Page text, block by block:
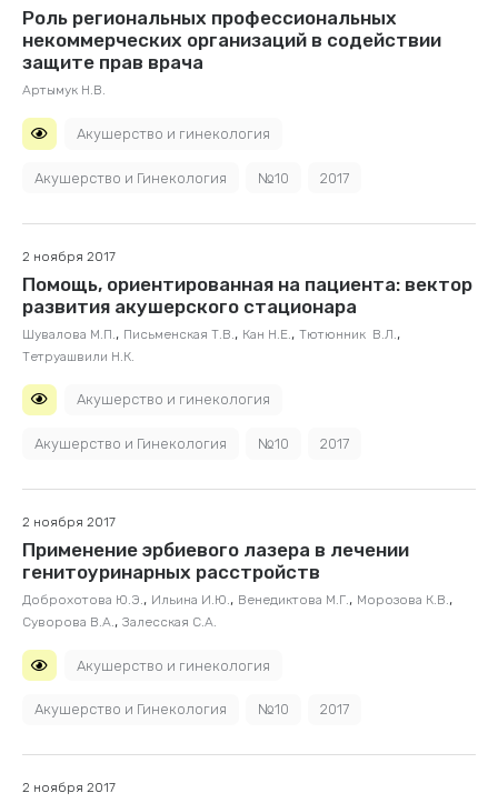
Роль региональных профессиональных
некоммерческих организаций в содействии
защите прав врача
Артымук Н.В.
Акушерство и гинекология
Акушерство и Гинекология №10 2017
2 ноября 2017
Помощь, ориентированная на пациента: вектор
развития акушерского стационара
Шувалова М.П. , Письменская Т.В. , Кан Н.Е. , Тютюнник В.Л. ,
Тетруашвили Н.К.
Акушерство и гинекология
Акушерство и Гинекология №10 2017
2 ноября 2017
Применение эрбиевого лазера в лечении
генитоуринарных расстройств
Доброхотова Ю.Э., Ильина И.Ю., Венедиктова М.Г., Морозова К.В.,
Суворова В.А., Залесская С.А.
Акушерство и гинекология
Акушерство и Гинекология №10 2017
2 ноября 2017